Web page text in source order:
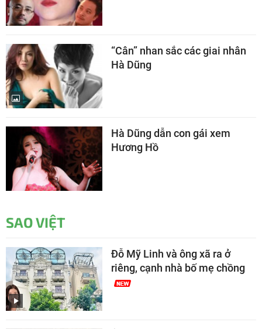
“Cân” nhan sắc các giai nhân
Hà Dũng
Hà Dũng dẫn con gái xem
Hương Hồ
SAO VIỆT
Đỗ Mỹ Linh và ông xã ra ở
riêng, cạnh nhà bố mẹ chồng